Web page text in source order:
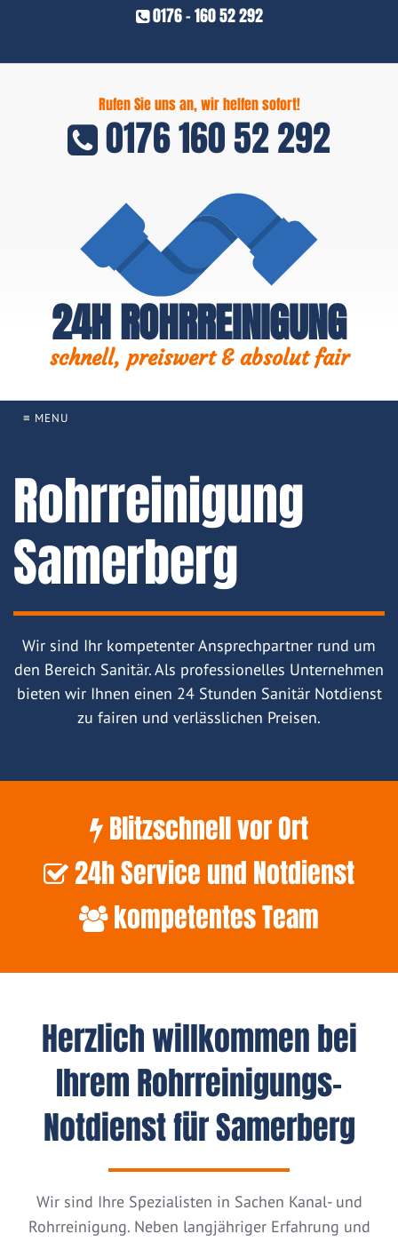
0176 - 160 52 292
Rufen Sie uns an, wir helfen sofort!
0176 160 52 292
24H ROHRREINIGUNG
schnell, preiswert & absolut fair
≡ MENU
Rohrreinigung
Samerberg
Wir sind Ihr kompetenter Ansprechpartner rund um
den Bereich Sanitär. Als professionelles Unternehmen
bieten wir Ihnen einen 24 Stunden Sanitär Notdienst
zu fairen und verlässlichen Preisen.
Blitzschnell vor Ort
24h Service und Notdienst
kompetentes Team
Herzlich willkommen bei
Ihrem Rohrreinigungs-
Notdienst für Samerberg
Wir sind Ihre Spezialisten in Sachen Kanal- und
Rohrreinigung. Neben langjähriger Erfahrung und